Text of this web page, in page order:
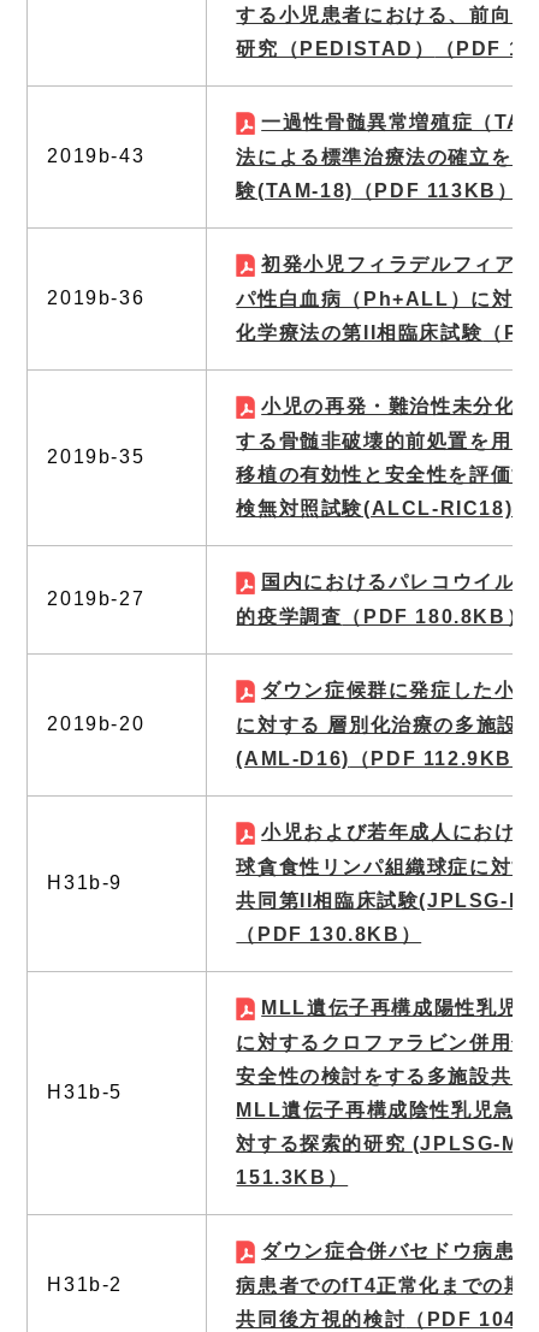
する小児患者における、前向
研究（PEDISTAD）
（PDF
2019b-43
一過性骨髄異常増殖症（
法による標準治療法の確立を
験(TAM-18)
（PDF 113KB）
2019b-36
初発小児フィラデルフィア
パ性白血病（Ph+ALL）に対す
化学療法の第II相臨床試験 （
2019b-35
小児の再発・難治性未分化
する骨髄非破壊的前処置を用
移植の有効性と安全性を評価
検無対照試験(ALCL-RIC18)
2019b-27
国内におけるパレコウイル
的疫学調査 （PDF 180.8KB）
2019b-20
ダウン症候群に発症した小
に対する 層別化治療の多施設
(AML-D16)
（PDF 112.9KB）
H31b-9
小児および若年成人におけ
球貪食性リンパ組織球症に対
共同第II相臨床試験(JPLSG-
（PDF 130.8KB）
H31b-5
MLL遺伝子再構成陽性乳児
に対するクロファラビン併用
安全性の検討をする多施設共
MLL遺伝子再構成陰性乳児急
対する探索的研究 (JPLSG-
151.3KB）
H31b-2
ダウン症合併バセドウ病患
病患者でのfT4正常化までの期
共同後方視的検討 （PDF